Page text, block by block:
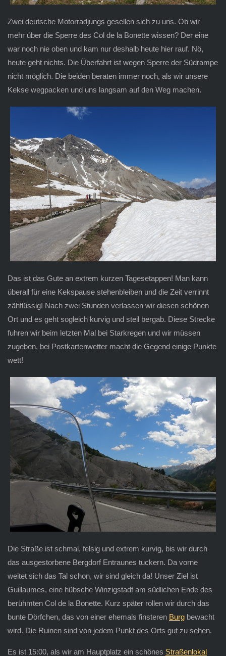
Zwei deutsche Motorradjungs gesellen sich zu uns. Ob wir
mehr über die Sperre des Col de la Bonette wissen? Der eine
war noch nie oben und kam nur deshalb heute hier rauf. Nö,
heute geht nichts. Die Überfahrt ist wegen Sperre der Südrampe
nicht möglich. Die beiden beraten immer noch, als wir unsere
Kekse wegpacken und uns langsam auf den Weg machen.
Das ist das Gute an extrem kurzen Tagesetappen! Man kann
überall für eine Kekspause stehenbleiben und die Zeit verrinnt
zähflüssig! Nach zwei Stunden verlassen wir diesen schönen
Ort und es geht sogleich kurvig und steil bergab. Diese Strecke
fuhren wir beim letzten Mal bei Starkregen und wir müssen
zugeben, bei Postkartenwetter macht die Gegend einige Punkte
wett!
Die Straße ist schmal, felsig und extrem kurvig, bis wir durch
das ausgestorbene Bergdorf Entraunes tuckern. Da vorne
weitet sich das Tal schon, wir sind gleich da! Unser Ziel ist
Guillaumes, eine hübsche Winzigstadt am südlichen Ende des
berühmten Col de la Bonette. Kurz später rollen wir durch das
bunte Dörfchen, das von einer ehemals finsteren Burgbewacht
wird. Die Ruinen sind von jedem Punkt des Orts gut zu sehen.
Es ist 15:00, als wir am Hauptplatz ein schönes Straßenlokal